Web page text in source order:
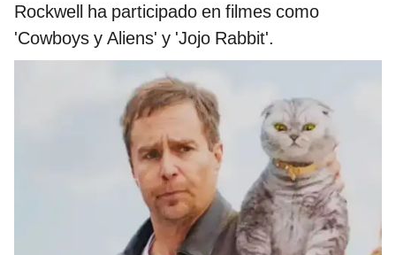
Rockwell ha participado en filmes como
'Cowboys y Aliens' y 'Jojo Rabbit'.